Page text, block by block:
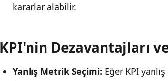
kararlar alabilir.
KPI'nin Dezavantajları
Yanlış Metrik Seçimi: Eğer KPI